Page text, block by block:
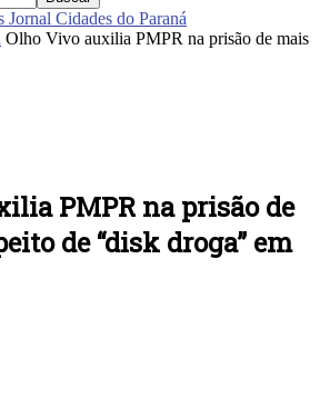
Jornal Cidades do Paraná
Olho Vivo auxilia PMPR na prisão de mais
PMPR na prisão de
de “disk droga” em